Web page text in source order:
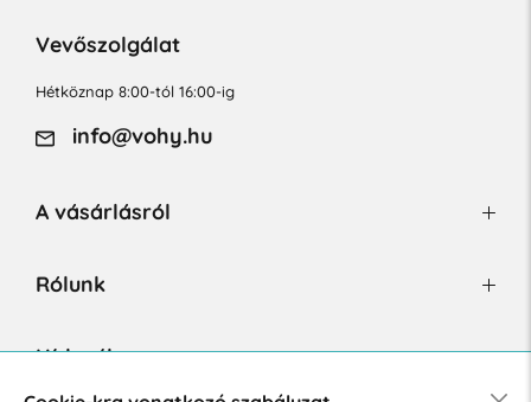
Vevőszolgálat
Hétköznap 8:00-tól 16:00-ig
info@vohy.hu
A vásárlásról
Rólunk
Hírlevél